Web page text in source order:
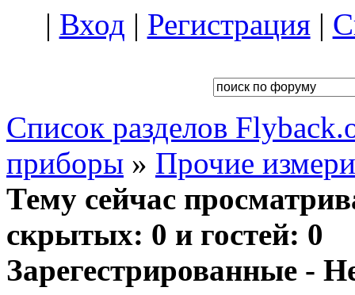
| Вход | Регистрация|
Список разделов
приборы » Прочие
Тему сейчас
скрытых: 0 и гостей: 0
Зарегестрированные -